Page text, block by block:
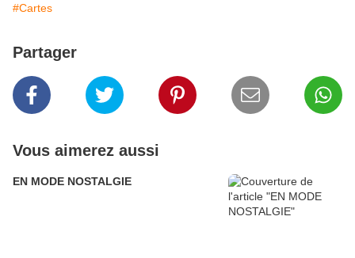
#Cartes
Partager
Vous aimerez aussi
EN MODE NOSTALGIE